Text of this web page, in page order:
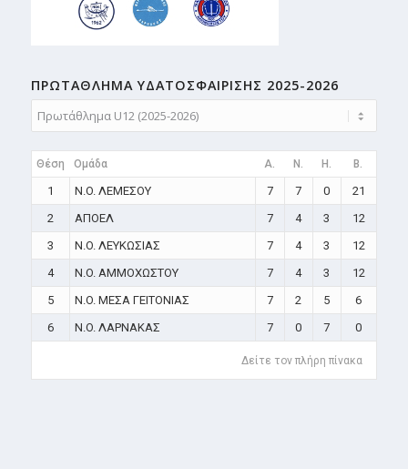
ΠΡΩΤΑΘΛΗMA ΥΔΑΤΟΣΦΑΙΡΙΣΗΣ 2025-2026
Θέση Ομάδα A. N. H. B.
1 N.O. ΛΕΜΕΣΟΥ 7 7 0
21
2
ΑΠΟΕΛ 7 4 3
12
3
N.O. ΛΕΥΚΩΣΙΑΣ 7 4 3
12
4
N.O. ΑΜΜΟΧΩΣΤΟΥ 7 4 3
12
5
N.O. ΜΕΣΑ ΓΕΙΤΟΝΙΑΣ 7 2 5
6
6
N.O. ΛΑΡΝΑΚΑΣ 7 0 7 0
Δείτε τον πλήρη πίνακα